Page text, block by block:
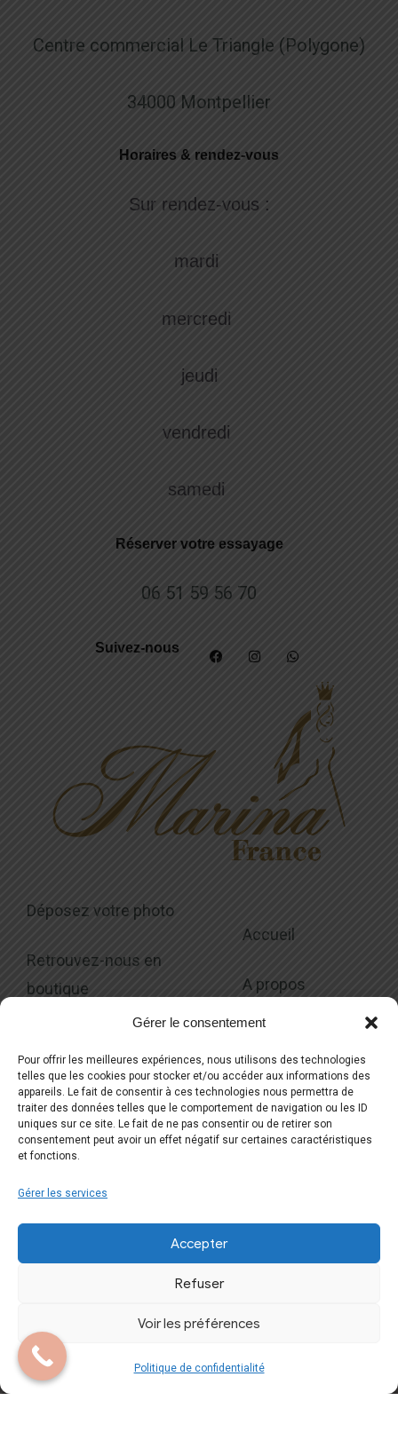
Gérer le consentement
Pour offrir les meilleures expériences, nous utilisons des technologies
telles que les cookies pour stocker et/ou accéder aux informations des
appareils. Le fait de consentir à ces technologies nous permettra de
traiter des données telles que le comportement de navigation ou les ID
uniques sur ce site. Le fait de ne pas consentir ou de retirer son
consentement peut avoir un effet négatif sur certaines caractéristiques
et fonctions.
Gérer les services
Accepter
Refuser
Voir les préférences
Politique de confidentialité
Accueil
A propos
Essayage
Contactez-nous
Déposez votre photo
Retrouvez-nous en
boutique
Mentions Légales
Politique de
Centre commercial Le Triangle (Polygone)
34000 Montpellier
Horaires & rendez-vous
Sur rendez-vous :
mardi
mercredi
jeudi
vendredi
samedi
Réserver votre essayage
06 51 59 56 70
Suivez-nous
Copyright © 2024 Tous droits réservés. Site
réalisé par